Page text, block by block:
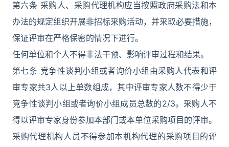
第六条 采购人、采购代理机构应当按照政府采购法和本
办法的规定组织开展非招标采购活动，并采取必要措施，
保证评审在严格保密的情况下进行。
任何单位和个人不得非法干预、影响评审过程和结果。
第七条 竞争性谈判小组或者询价小组由采购人代表和评
审专家共3人以上单数组成，其中评审专家人数不得少于
竞争性谈判小组或者询价小组成员总数的2/3。采购人不
得以评审专家身份参加本部门或本单位采购项目的评审。
采购代理机构人员不得参加本机构代理的采购项目的评